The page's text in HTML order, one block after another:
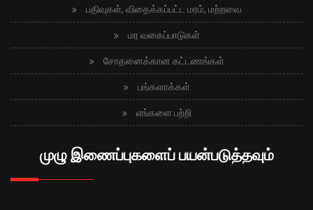
பதிவுகள், விதைக்கப்பட்ட மரம், மற்றவை
மர வகைப்பாடுகள்
சோதனைக்கான கட்டணங்கள்
பங்களாக்கள்
எங்களை பற்றி
முழு இணைப்புகளைப் பயன்படுத்தவும்